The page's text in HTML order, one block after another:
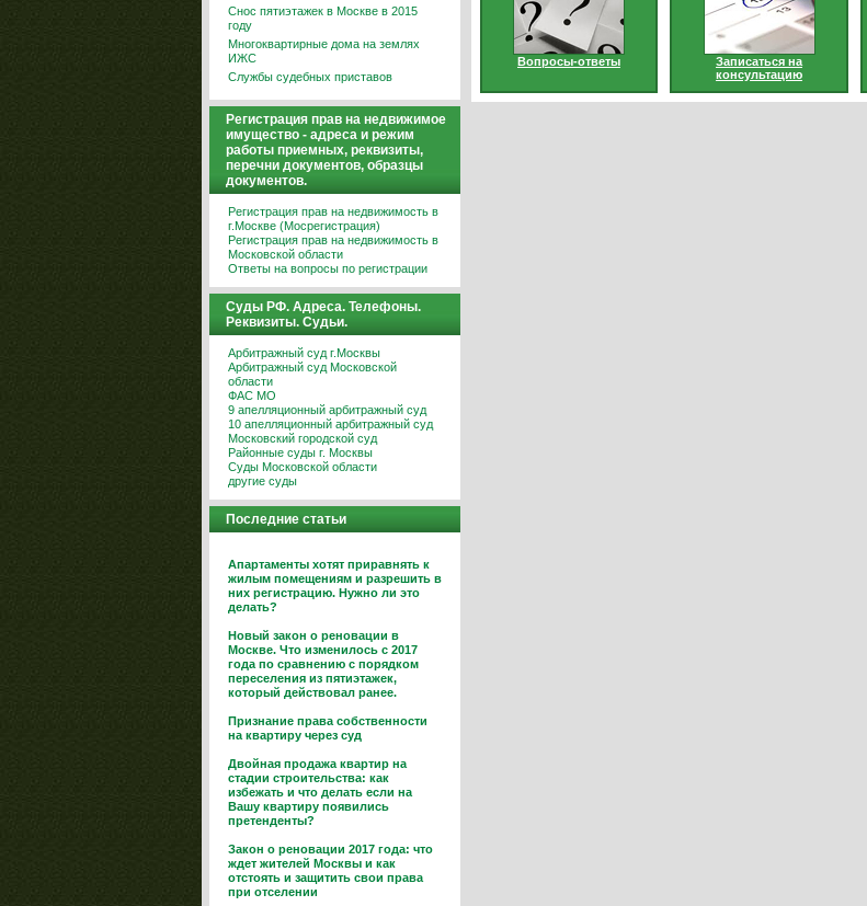
Снос пятиэтажек в Москве в 2015
году
Многоквартирные дома на землях
ИЖС
Службы судебных приставов
Регистрация прав на недвижимое
имущество - адреса и режим
работы приемных, реквизиты,
перечни документов, образцы
документов.
Регистрация прав на недвижимость в
г.Москве (Мосрегистрация)
Регистрация прав на недвижимость в
Московской области
Ответы на вопросы по регистрации
Суды РФ. Адреса. Телефоны.
Реквизиты. Судьи.
Арбитражный суд г.Москвы
Арбитражный суд Московской
области
ФАС МО
9 апелляционный арбитражный суд
10 апелляционный арбитражный суд
Московский городской суд
Районные суды г. Москвы
Суды Московской области
другие суды
Последние статьи
Апартаменты хотят приравнять к
жилым помещениям и разрешить в
них регистрацию. Нужно ли это
делать?
Новый закон о реновации в
Москве. Что изменилось с 2017
года по сравнению с порядком
переселения из пятиэтажек,
который действовал ранее.
Признание права собственности
на квартиру через суд
Двойная продажа квартир на
стадии строительства: как
избежать и что делать если на
Вашу квартиру появились
претенденты?
Закон о реновации 2017 года: что
ждет жителей Москвы и как
отстоять и защитить свои права
при отселении
Вопросы-ответы
Записаться на
консультацию